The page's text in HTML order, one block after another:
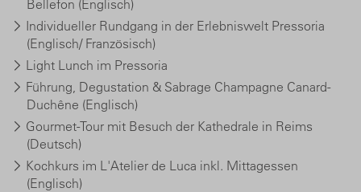
Bellefon (Englisch)
Individueller Rundgang in der Erlebniswelt Pressoria
(Englisch/ Französisch)
Light Lunch im Pressoria
Führung, Degustation & Sabrage Champagne Canard-
Duchêne (Englisch)
Gourmet-Tour mit Besuch der Kathedrale in Reims
(Deutsch)
Kochkurs im L'Atelier de Luca inkl. Mittagessen
(Englisch)